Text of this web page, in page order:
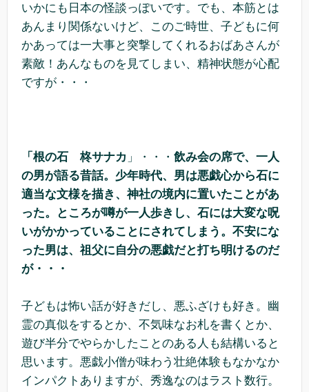
いかにも日本の怪談っぽいです。でも、本筋とは
あんまり関係ないけど、このご時世、子どもに何
かあっては一大事と突撃してくれるおばあさんが
素敵！あんなものを見てしまい、精神状態が心配
ですが・・・
「根の石 柊サナカ 」・・・ 飲み会の席で、一人
の男が語る昔話。少年時代、男は悪戯心から石に
適当な文様を描き、神社の境内に置いたことがあ
った。ところが噂が一人歩きし、石には大変な呪
いがかかっていることにされてしまう。不安にな
った男は、祖父に自分の悪戯だと打ち明けるのだ
が・・・
子どもは怖い話が好きだし、悪ふざけも好き。幽
霊の真似をするとか、不気味なお札を書くとか、
遊び半分でやらかしたことのある人も結構いると
思います。悪戯小僧が味わう壮絶体験もなかなか
インパクトありますが、秀逸なのはラスト数行。